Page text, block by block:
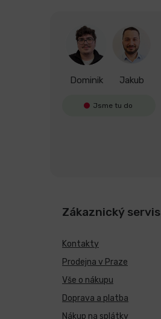
Dominik Jakub
Jsme tu do
Zákaznický servis
Kontakty
Prodejna v Praze
Vše o nákupu
Doprava a platba
Nákup na splátky